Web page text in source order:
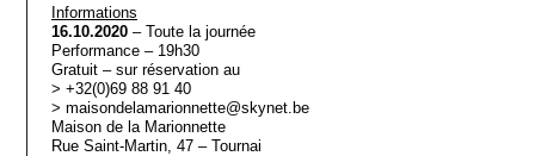
Informations
16.10.2020 – Toute la journée
Performance – 19h30
Gratuit – sur réservation au
> +32(0)69 88 91 40
> maisondelamarionnette@skynet.be
Maison de la Marionnette
Rue Saint-Martin, 47 – Tournai